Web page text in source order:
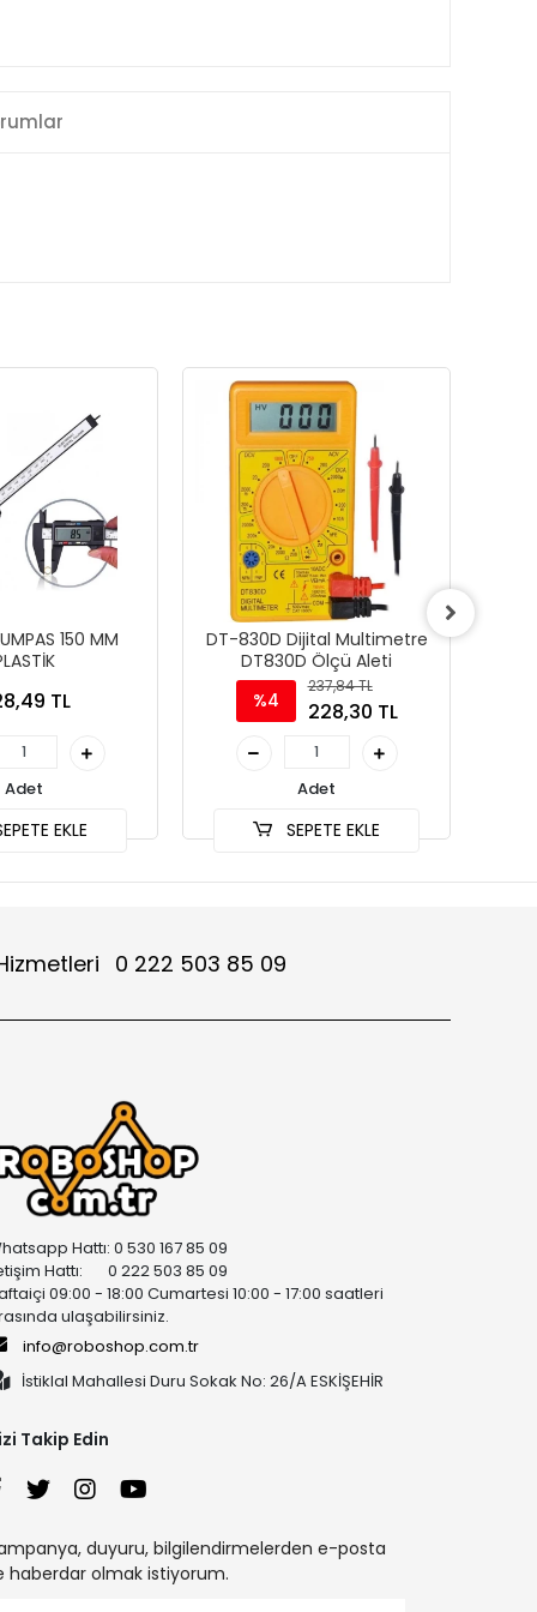
150 MM
TL
Adet
EKLE
DT-830D Dijital Multimetre
DT830D Ölçü Aleti
%4
237,84 TL
228,30 TL
Adet
SEPETE EKLE
0 222 503 85 09
Hattı: 0 530 167 85 09
Hattı: 0 222 503 85 09
09:00 - 18:00 Cumartesi 10:00 - 17:00 saatleri
ulaşabilirsiniz.
info@roboshop.com.tr
İstiklal Mahallesi Duru Sokak No: 26/A ESKİŞEHİR
Takip Edin
duyuru, bilgilendirmelerden e-posta
haberdar olmak istiyorum.